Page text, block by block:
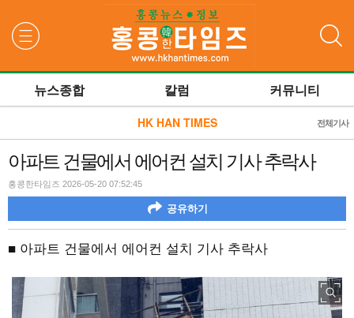
뉴스종합 칼럼 커뮤니티
HK HAN TIMES 전체기사
아파트 건물에서 에어컨 설치 기사 추락사
홍콩한타임즈 2026-05-20 07:52:45
공유하기
■ 아파트 건물에서 에어컨 설치 기사 추락사